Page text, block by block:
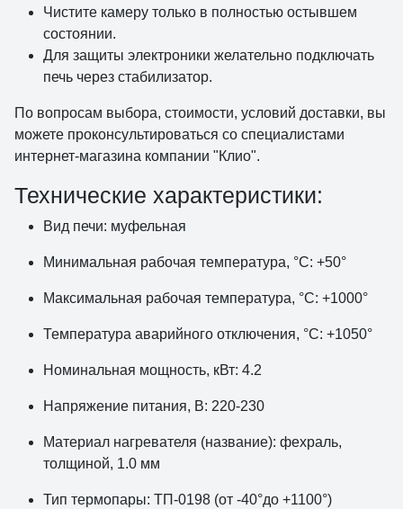
Чистите камеру только в полностью остывшем
состоянии.
Для защиты электроники желательно подключать
печь через стабилизатор.
По вопросам выбора, стоимости, условий доставки, вы
можете проконсультироваться со специалистами
интернет-магазина компании "Клио".
Технические характеристики:
Вид печи: муфельная
Минимальная рабочая температура, °С: +50°
Максимальная рабочая температура, °С: +1000°
Температура аварийного отключения, °С: +1050°
Номинальная мощность, кВт: 4.2
Напряжение питания, В: 220-230
Материал нагревателя (название): фехраль,
толщиной, 1.0 мм
Тип термопары: ТП-0198 (от -40°до +1100°)